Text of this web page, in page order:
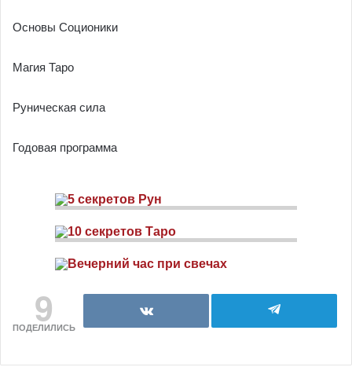
Основы Соционики
Магия Таро
Руническая сила
Годовая программа
9
ПОДЕЛИЛИСЬ